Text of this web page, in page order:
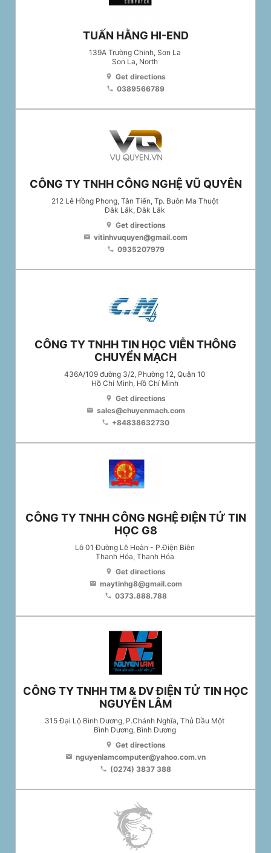
TUẤN HẰNG HI-END
139A Trường Chinh, Sơn La
Son La, North
location_on Get directions
phone 0389566789
CÔNG TY TNHH CÔNG NGHỆ VŨ QUYÊN
212 Lê Hồng Phong, Tân Tiến, Tp. Buôn Ma Thuột
Đắk Lắk, Đắk Lắk
location_on Get directions
email vitinhvuquyen@gmail.com
phone 0935207979
CÔNG TY TNHH TIN HỌC VIỄN THÔNG
CHUYỂN MẠCH
436A/109 đường 3/2, Phường 12, Quận 10
Hồ Chí Minh, Hồ Chí Minh
location_on Get directions
email sales@chuyenmach.com
phone +84838632730
CÔNG TY TNHH CÔNG NGHỆ ĐIỆN TỬ TIN
HỌC G8
Lô 01 Đường Lê Hoàn - P.Điện Biên
Thanh Hóa, Thanh Hóa
location_on Get directions
email maytinhg8@gmail.com
phone 0373.888.788
CÔNG TY TNHH TM & DV ĐIỆN TỬ TIN HỌC
NGUYỄN LÂM
315 Đại Lộ Bình Dương, P.Chánh Nghĩa, Thủ Dầu Một
Bình Dương, Bình Dương
location_on Get directions
email nguyenlamcomputer@yahoo.com.vn
phone (0274) 3837 388